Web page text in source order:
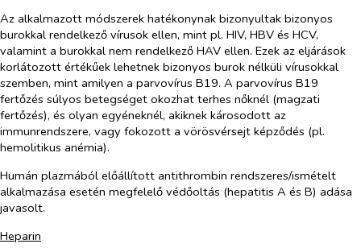
Az alkalmazott módszerek hatékonynak bizonyultak bizonyos
burokkal rendelkező vírusok ellen, mint pl. HIV, HBV és HCV,
valamint a burokkal nem rendelkező HAV ellen. Ezek az eljárások
korlátozott értékűek lehetnek bizonyos burok nélküli vírusokkal
szemben, mint amilyen a parvovírus B19. A parvovírus B19
fertőzés súlyos betegséget okozhat terhes nőknél (magzati
fertőzés), és olyan egyéneknél, akiknek károsodott az
immunrendszere, vagy fokozott a vörösvérsejt képződés (pl.
hemolitikus anémia).
Humán plazmából előállított antithrombin rendszeres/ismételt
alkalmazása esetén megfelelő védőoltás (hepatitis A és B) adása
javasolt.
Heparin